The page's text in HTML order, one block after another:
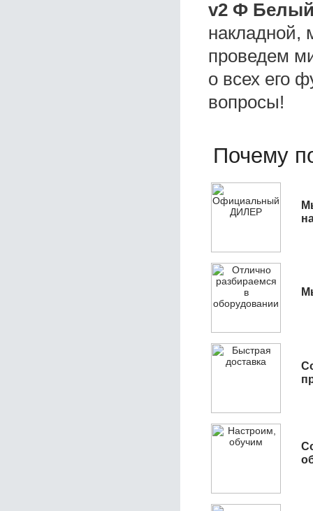
v2 Ф
накладной,
проведем
о всех его
вопросы!
Почему